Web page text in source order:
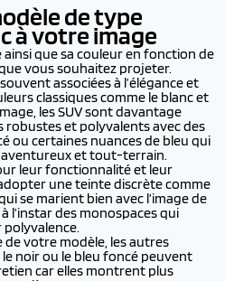
de type
à votre image
que sa couleur en fonction de
vous souhaitez projeter.
associées à l’élégance et
classiques comme le blanc et
les SUV sont davantage
robustes et polyvalents avec des
ou certaines nuances de bleu qui
et tout-terrain.
leur fonctionnalité et leur
une teinte discrète comme
se marient bien avec l’image de
l’instar des monospaces qui
de votre modèle, les autres
noir ou le bleu foncé peuvent
car elles montrent plus